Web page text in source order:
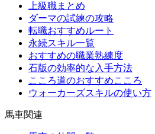
上級職まとめ
ダーマの試練の攻略
転職おすすめルート
永続スキル一覧
おすすめの職業熟練度
石版の効率的な入手方法
こころ道のおすすめこころ
ウォーカーズスキルの使い方
馬車関連